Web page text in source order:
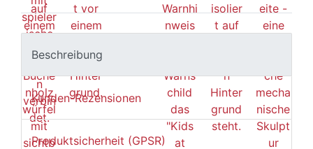
Beschreibung
Kunden-Rezensionen
Produktsicherheit (GPSR)